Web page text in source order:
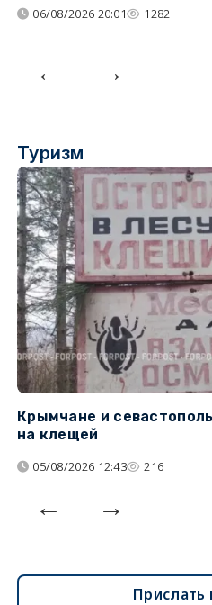
06/08/2026 20:01 1282
Туризм
Крымчане и
на клещей
05/08/2026 12:43 216
Прислать